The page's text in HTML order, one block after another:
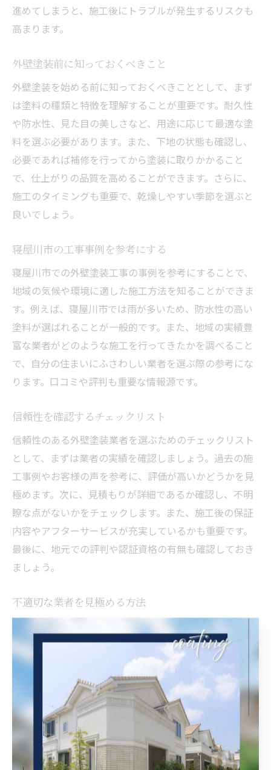
進めてしまうと、施工後にトラブルが発生するリスクも
高まります。
外壁塗装前に知っておくべきこと
外壁塗装を始める前に知っておくべきこととして、まず
は塗料の種類と特徴を理解することが重要です。耐久性
や防水性、見た目の美しさなど、用途に応じて最適な塗
料を選ぶ必要があります。また、下地の状態も確認し、
必要であれば補修を行ってから塗装に取りかかること
で、仕上がりの品質を高めることができます。さらに、
施工のタイミングも重要で、乾燥しやすい季節を選ぶと
良いでしょう。
寝屋川市の工事事例を参考にする
寝屋川市での外壁塗装工事の事例を参考にすることで、
地域の気候や環境に適した施工方法を知ることができま
す。例えば、寝屋川市では雨が多いため、防水性の高い
塗料が選ばれることが一般的です。また、地域の実績豊
富な業者がどのような施工を行ってきたかを調べること
で、自分の住まいにふさわしい業者を選ぶ際の参考にな
ります。口コミや評判も重要な情報源です。
信頼性を確認するチェックリスト
信頼性のある外壁塗装業者を選ぶためのチェックリスト
として、まずは業者の実績を確認しましょう。過去の施
工事例やお客様の声を参考に、評価が高いかどうかを見
極めます。次に、見積もりが詳細であるか確認し、不明
瞭な点がないかをチェックします。また、施工後の保証
内容やアフターサービスが充実しているかも重要です。
最後に、地元での評判や認証資格の有無も確認しておき
ましょう。
不適切な業者を見極める方法
不適切な外壁塗装業者を見極める方法として、まずは営
業手法に注意を払いましょう。しつこい勧誘や契約を急
がせる業者は避けるべきです。また、異常に安い見積も
りを提示する業者も注意が必要で、後から追加費用を請
求されるリスクがあります。さらに、過去のトラブルや
クレームが多い業者も避けるべきです。インターネット
や口コミサイトでの評価を参考にし、信頼できる業者を
選びましょう。